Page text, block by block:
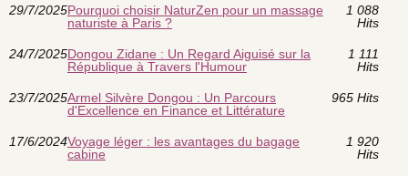
29/7/2025Pourquoi choisir NaturZen pour un massage
naturiste à Paris ?
1 088
Hits
24/7/2025Dongou Zidane : Un Regard Aiguisé sur la
République à Travers l'Humour
1 111
Hits
23/7/2025Armel Silvère Dongou : Un Parcours
d'Excellence en Finance et Littérature
965 Hits
17/6/2024Voyage léger : les avantages du bagage
cabine
1 920
Hits